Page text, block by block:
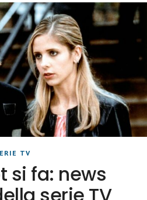
TV
si fa: news